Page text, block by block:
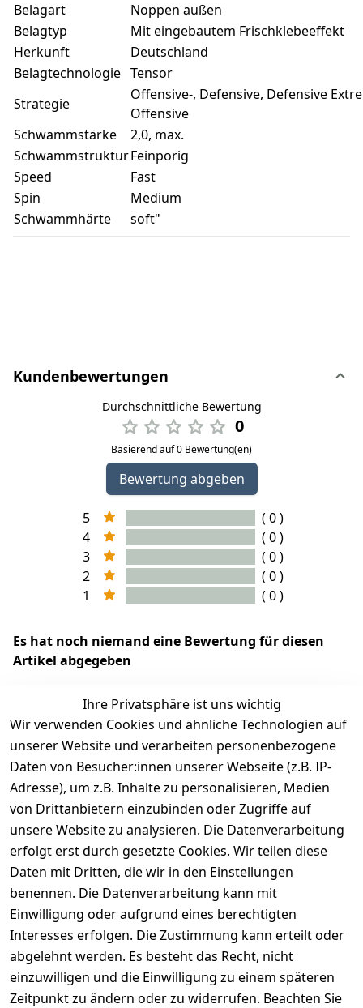
Belagart
Noppen außen
Belagtyp
Mit eingebautem Frischklebeeffekt
Herkunft
Deutschland
Belagtechnologie Tensor
Strategie
Offensive-, Defensive, Defensive
Offensive
Schwammstärke
2,0, max.
SchwammstrukturFeinporig
Speed
Fast
Spin
Medium
Schwammhärte
soft"
Kundenbewertungen
Durchschnittliche Bewertung
0
Basierend auf 0 Bewertung(en)
Bewertung abgeben
5
( 0 )
4
( 0 )
3
( 0 )
2
( 0 )
1
( 0 )
Es hat noch niemand eine Bewertung für diesen
Artikel abgegeben
EU-Verantwortliche Person - klicken Sie für Details
Ihre Privatsphäre ist uns wichtig
Wir verwenden Cookies und ähnliche Technologien auf
unserer Website und verarbeiten personenbezogene
Daten von Besucher:innen unserer Webseite (z.B. IP-
Adresse), um z.B. Inhalte zu personalisieren, Medien
von Drittanbietern einzubinden oder Zugriffe auf
unsere Website zu analysieren. Die Datenverarbeitung
erfolgt erst durch gesetzte Cookies. Wir teilen diese
Daten mit Dritten, die wir in den Einstellungen
benennen. Die Datenverarbeitung kann mit
Einwilligung oder aufgrund eines berechtigten
Interesses erfolgen. Die Zustimmung kann erteilt oder
abgelehnt werden. Es besteht das Recht, nicht
einzuwilligen und die Einwilligung zu einem späteren
Zeitpunkt zu ändern oder zu widerrufen. Beachten Sie
Rechtliches
AGB
Impressum
Services
Kontakt
Registrieren
Zahlungsm
öglichkeite
n
Versanddie
nstleister